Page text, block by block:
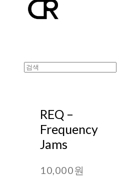
REQ ‎–
Frequency
Jams
10,000원